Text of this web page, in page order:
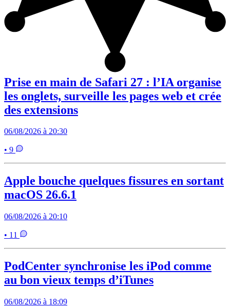
Prise en main de Safari 27 : l’IA organise
les onglets, surveille les pages web et crée
des extensions
06/08/2026 à 20:30
• 9
Apple bouche quelques fissures en sortant
macOS 26.6.1
06/08/2026 à 20:10
• 11
PodCenter synchronise les iPod comme
au bon vieux temps d’iTunes
06/08/2026 à 18:09